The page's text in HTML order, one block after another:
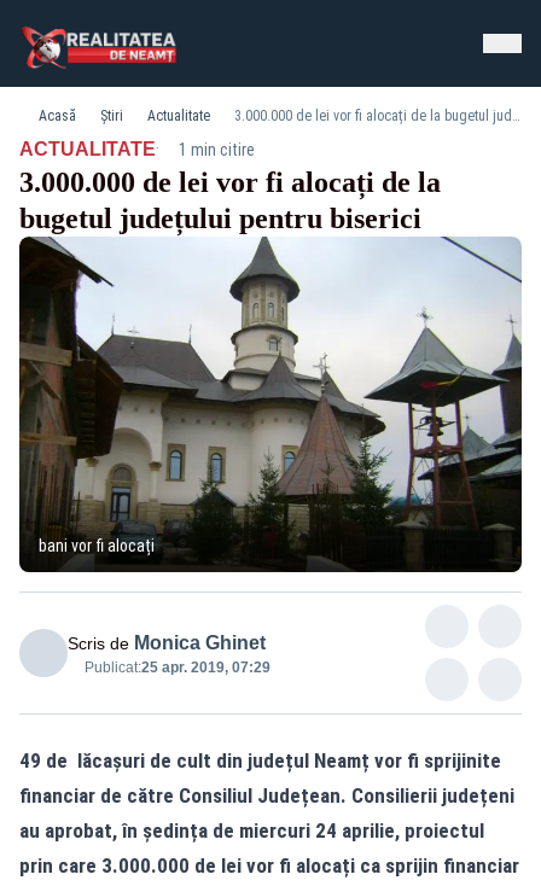
Acasă Știri Actualitate 3.000.000 de lei vor fi alocați de la bugetul județului pentru biserici
ACTUALITATE· 1 min citire
3.000.000 de lei vor fi alocați de la
bugetul județului pentru biserici
bani vor fi alocați
Scris de Monica Ghinet
Publicat:25 apr. 2019, 07:29
49 de lăcașuri de cult din județul Neamț vor fi sprijinite
financiar de către Consiliul Județean. Consilierii județeni
au aprobat, în ședința de miercuri 24 aprilie, proiectul
prin care 3.000.000 de lei vor fi alocați ca sprijin financiar